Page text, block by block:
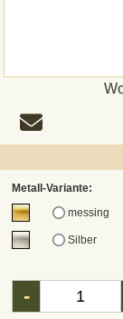
Metall-Variante:
messing
Silber
-
Versandarten und
UPS
DHL Paket
DPD
DHL Kleinpaket